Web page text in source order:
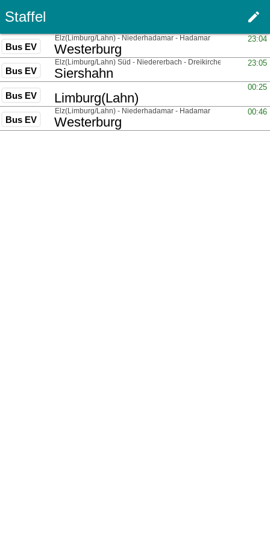
Staffel edit
Bus EV nach
Westerburg
23:04
über
Elz(Limburg/Lahn) - Niederhadamar - Hadamar
Bus EV nach
Siershahn
23:05
über
Elz(Limburg/Lahn) Süd - Niedererbach - Dreikirchen
Bus EV nach
Limburg(Lahn)
00:25
Bus EV nach
Westerburg
00:46
über
Elz(Limburg/Lahn) - Niederhadamar - Hadamar